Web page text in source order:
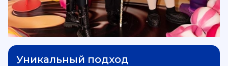
Уникальный подход